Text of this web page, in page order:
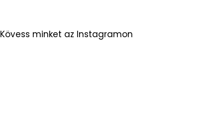
Kövess minket az Instagramon